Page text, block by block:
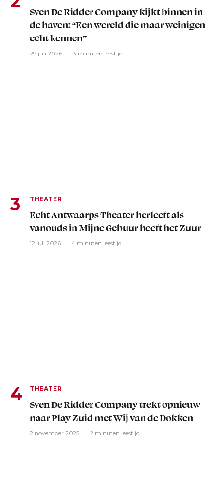
Sven De Ridder Company kijkt binnen in
de haven: “Een wereld die maar weinigen
echt kennen”
29 juli 2026 3 minuten leestijd
THEATER
Echt Antwaarps Theater herleeft als
vanouds in Mijne Gebuur heeft het Zuur
12 juli 2026 4 minuten leestijd
THEATER
Sven De Ridder Company trekt opnieuw
naar Play Zuid met Wij van de Dokken
2 november 2025 2 minuten leestijd